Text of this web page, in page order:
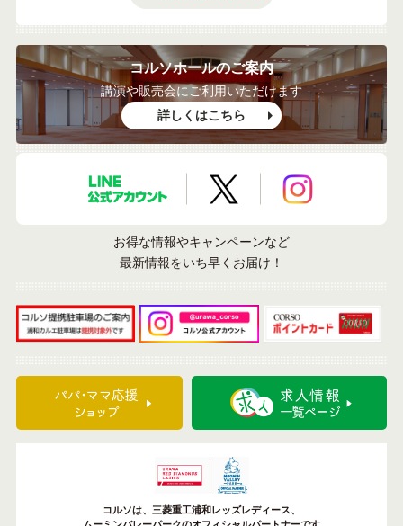
コルソホールのご案内
講演や販売会にご利用いただけます
詳しくはこちら
LINE公式アカウントX公式アカウント
お得な情報やキャンペーンなど
最新情報をいち早くお届け！
コルソは、三菱重工浦和レッズレディース、